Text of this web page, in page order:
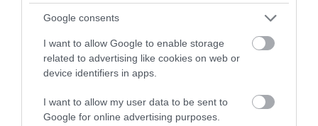
Google consents
I want to allow Google to enable storage
related to advertising like cookies on web or
device identifiers in apps.
I want to allow my user data to be sent to
Google for online advertising purposes.